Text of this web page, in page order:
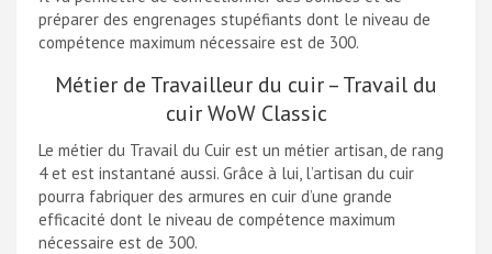
préparer des engrenages stupéfiants dont le niveau de
compétence maximum nécessaire est de 300.
Métier de Travailleur du cuir – Travail du
cuir WoW Classic
Le métier du Travail du Cuir est un métier artisan, de rang
4 et est instantané aussi. Grâce à lui, l’artisan du cuir
pourra fabriquer des armures en cuir d’une grande
efficacité dont le niveau de compétence maximum
nécessaire est de 300.